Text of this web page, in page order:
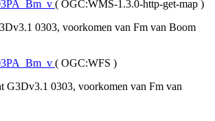
( OGC:WMS-1.3.0-http-get-map )
0303, voorkomen van Fm van Boom
( OGC:WFS )
G3Dv3.1 0303, voorkomen van Fm van